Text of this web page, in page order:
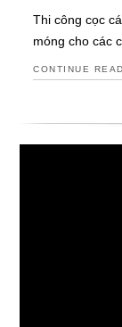
Thi công cọc
móng cho các
CONTINUE